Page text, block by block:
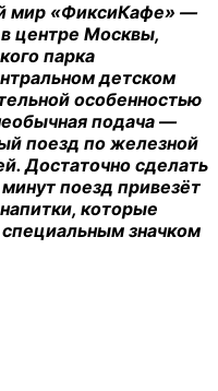
мир «ФиксиКафе» —
центре Москвы,
парка
детском
особенностью
подача —
поезд по железной
Достаточно сделать
поезд привезёт
которые
значком